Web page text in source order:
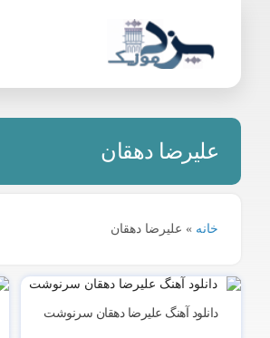
علیرضا دهقان
خانه » علیرضا دهقان
دانلود آهنگ علیرضا دهقان سرنوشت